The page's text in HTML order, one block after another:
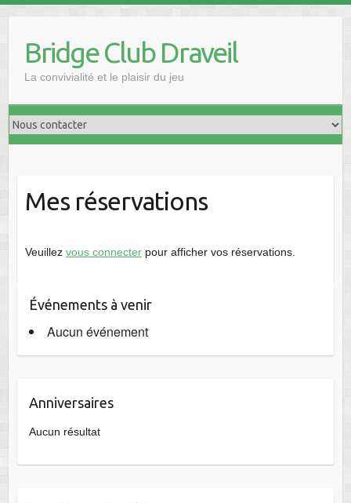
contentBridge Club Draveil
La convivialité et le plaisir du jeu
Mes réservations
Veuillez vous connecterpour afficher vos réservations.
Événements à venir
Aucun événement
Anniversaires
Aucun résultat